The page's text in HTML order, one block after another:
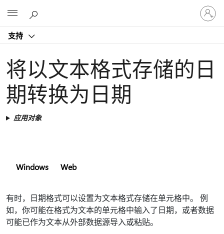
支持
请
登
录
帐
户
将以文本格式存储的日
期转换为日期
应用对象
Windows Web
有时，日期格式可以设置为文本格式存储在单元格中。 例
如，你可能在格式为文本的单元格中输入了日期，或者数据
可能已作为文本从外部数据源导入或粘贴。